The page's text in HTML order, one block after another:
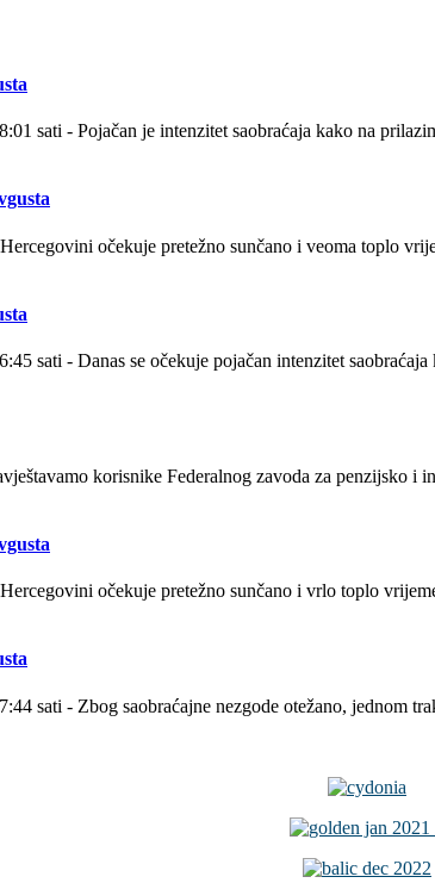
sati - Pojačan je intenzitet saobraćaja kako na
očekuje pretežno sunčano i veoma toplo
sati - Danas se očekuje pojačan intenzitet
korisnike Federalnog zavoda za penzijsko i
očekuje pretežno sunčano i vrlo toplo
sati - Zbog saobraćajne nezgode otežano, jednom